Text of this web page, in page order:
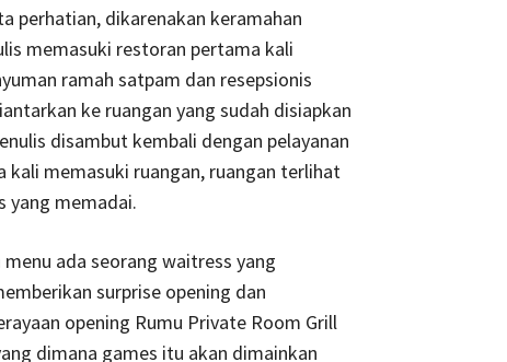
perhatian, dikarenakan keramahan
memasuki restoran pertama kali
ramah satpam dan resepsionis
ke ruangan yang sudah disiapkan
disambut kembali dengan pelayanan
memasuki ruangan, ruangan terlihat
yang memadai.
ada seorang waitress yang
surprise opening dan
opening Rumu Private Room Grill
dimana games itu akan dimainkan